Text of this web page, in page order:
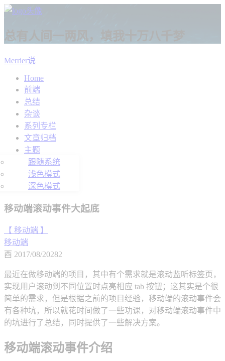
总有人间一两风，填我十万八千梦
Merrier说
Home
前端
总结
杂谈
系列专栏
文章归档
主题
跟随系统
浅色模式
深色模式
移动端滚动事件大起底
【 移动端 】
移动端
酉 2017/08/20282
最近在做移动端的项目，其中有个需求就是滚动监听标签页，
实现用户滚动到不同位置时点亮相应 tab 按钮；这其实是个很
简单的需求，但是根据之前的项目经验，移动端的滚动事件会
有各种坑，所以就花时间做了一些功课，对移动端滚动事件中
的坑进行了总结，同时提供了一些解决方案。
移动端滚动事件介绍